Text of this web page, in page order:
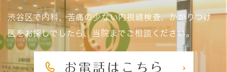
渋谷区で内科、苦痛の少ない内視鏡検査、かかりつけ
医をお探しでしたら、当院までご相談ください。